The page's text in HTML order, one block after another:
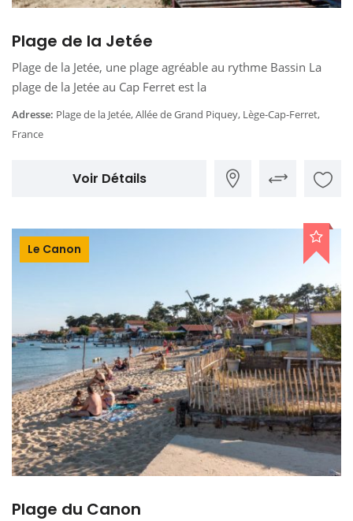
Plage de la Jetée
Plage de la Jetée, une plage agréable au rythme Bassin La
plage de la Jetée au Cap Ferret est la
Adresse: Plage de la Jetée, Allée de Grand Piquey, Lège-Cap-Ferret,
France
Voir Détails
Le Canon
Plage du Canon